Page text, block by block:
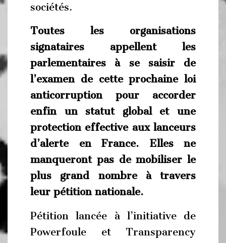
sociétés.
Toutes les organisations
signataires appellent les
parlementaires à se saisir de
l’examen de cette prochaine loi
anticorruption pour accorder
enfin un statut global et une
protection effective aux lanceurs
d’alerte en France. Elles ne
manqueront pas de mobiliser le
plus grand nombre à travers
leur pétition nationale.
Pétition lancée à l’initiative de
Powerfoule et Transparency